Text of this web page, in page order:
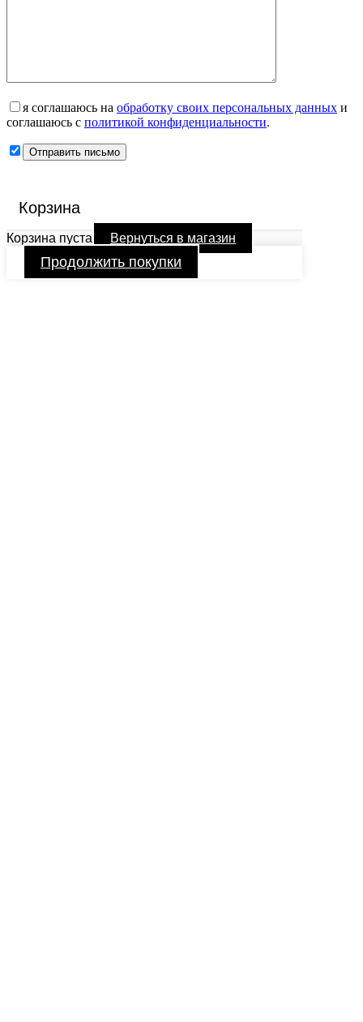
я соглашаюсь на обработку своих персональных данных и
соглашаюсь с политикой конфиденциальности.
Корзина
Корзина пуста Вернуться в магазин
Продолжить покупки